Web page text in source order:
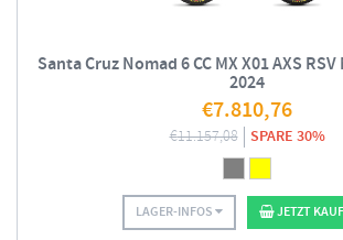
Santa Cruz Nomad 6 CC MX X01 AXS
2024
€7.810,76
€11.157,08 SPARE 30%
LAGER-INFOS JETZT